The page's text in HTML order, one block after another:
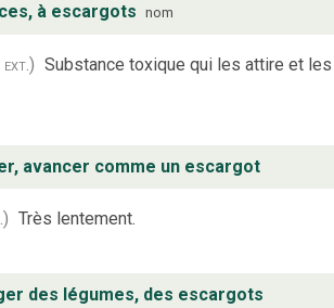
à escargots nom
Substance toxique qui les attire et les
avancer comme un escargot
Très lentement.
des légumes, des escargots